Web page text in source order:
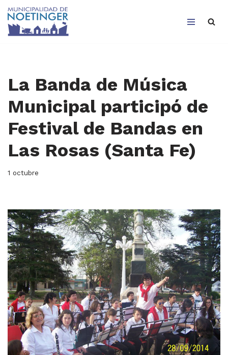
Saltar
La Banda de Música
Municipal participó de
Festival de Bandas en
Las Rosas (Santa Fe)
1 octubre